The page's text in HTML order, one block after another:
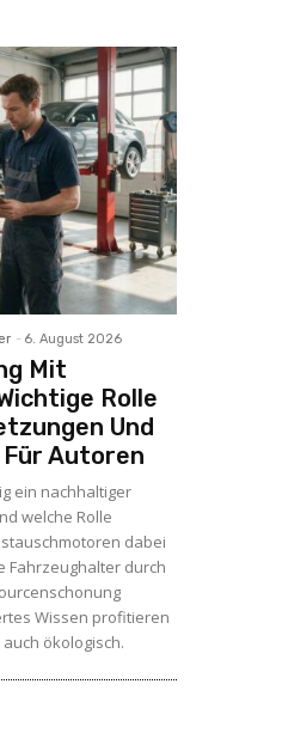
- 6. August 2026
Mit
Rolle
Und
Autoren
ein nachhaltiger
welche Rolle
dabei
Fahrzeughalter durch
Wissen profitieren
ökologisch.